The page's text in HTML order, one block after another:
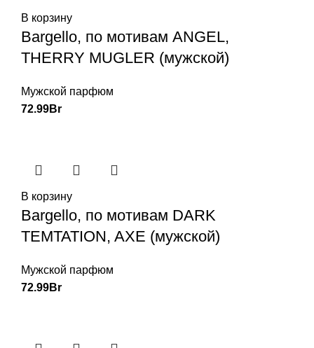
В корзину
Bargello, по мотивам ANGEL,
THERRY MUGLER (мужской)
Мужской парфюм
72.99Br
В корзину
Bargello, по мотивам DARK
TEMTATION, AXE (мужской)
Мужской парфюм
72.99Br